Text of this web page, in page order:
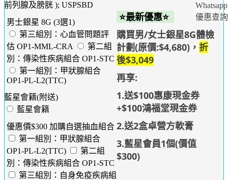
Whatsapp
優惠查詢
前列腺及膀胱 ); USPSBD
男士銀星 8G (3選1)
第三組別：心血管問題評
估 OP1-MML-CRA
第二組
別：傳染性疾病組合 OP1-STC
第一組別：甲狀腺組合
OP1-PL-L2(TTC)
藍星會籍(附送)
藍星會籍
優惠價$300 加購自選抽血組合
第一組別：甲狀腺組合
OP1-PL-L2(TTC)
第二組
別：傳染性疾病組合 OP1-STC
第三組別：自身免疫疾病組
⭐最新優惠⭐
購買男/女士銀星8G體檢
計劃(原價:$4,680)， 折
後$3,049
再享:
1.送$100惠康現金券
+$100鴻福堂現金券
2.送2盒卓營方軟膏
3.藍星會員1個(價值
$300)